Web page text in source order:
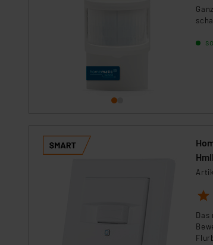
Datenschutz
Daten in
Kommission
1